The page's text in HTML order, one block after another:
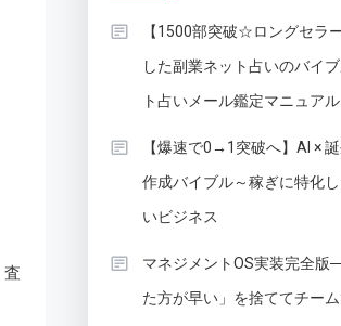
査
【1500部突破☆ロングセラ
した副業ネット占いのバイ
ト占いメール鑑定マニュアル
【爆速で0→1突破へ】AI ×
作成バイブル～稼ぎに特化
いビジネス
マネジメントOS実装完全版
た方が早い」を捨ててチー